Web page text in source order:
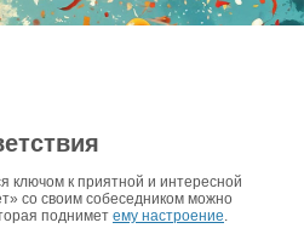
ключом к приятной и интересной
со своим собеседником можно
поднимет ему настроение.